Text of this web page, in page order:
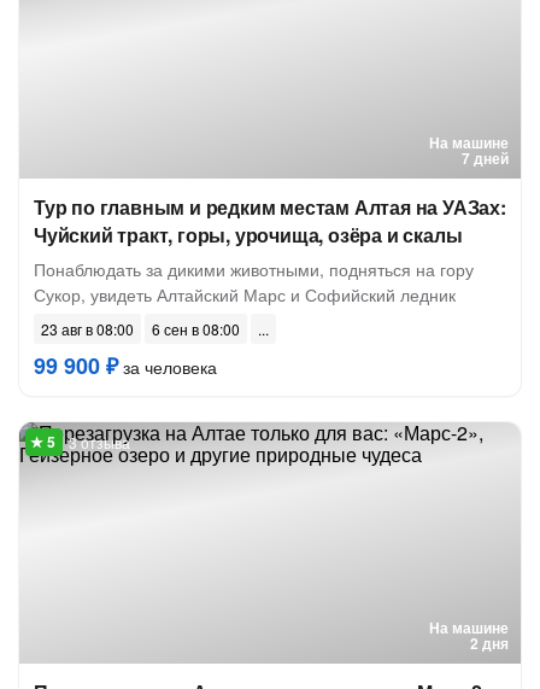
На машине
7 дней
Тур по главным и редким местам Алтая на УАЗах:
Чуйский тракт, горы, урочища, озёра и скалы
Понаблюдать за дикими животными, подняться на гору
Сукор, увидеть Алтайский Марс и Софийский ледник
23 авг в 08:00 6 сен в 08:00
99 900 ₽за человека
На машине
2 дня
3 отзыва